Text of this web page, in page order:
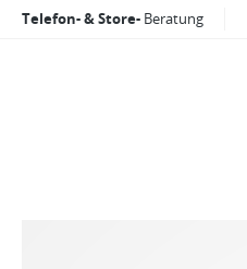
Telefon- & Store- Beratung